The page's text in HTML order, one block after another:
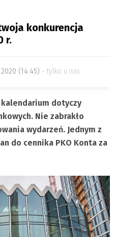
konkurencja
r.
(14:45) tylko u nas
dotyczy
Nie zabrakło
wydarzeń. Jednym z
do cennika PKO Konta za